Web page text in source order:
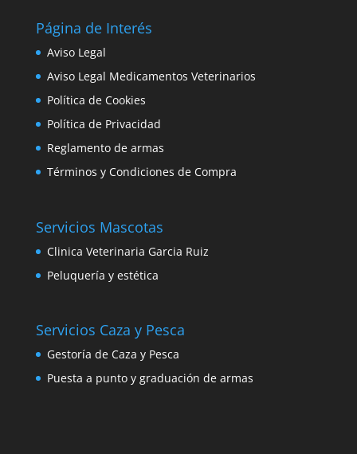
Página de Interés
Aviso Legal
Aviso Legal Medicamentos Veterinarios
Política de Cookies
Política de Privacidad
Reglamento de armas
Términos y Condiciones de Compra
Servicios Mascotas
Clinica Veterinaria Garcia Ruiz
Peluquería y estética
Servicios Caza y Pesca
Gestoría de Caza y Pesca
Puesta a punto y graduación de armas